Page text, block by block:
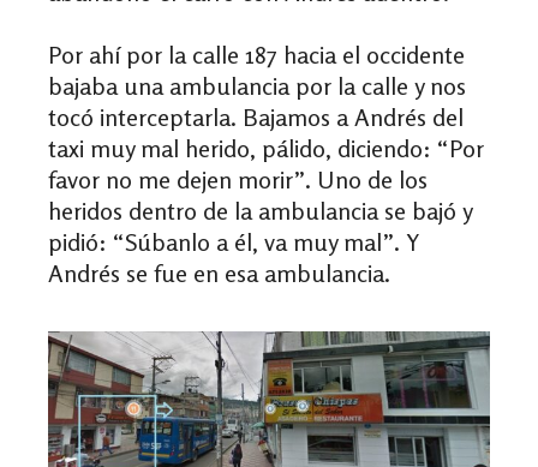
Por ahí por la calle 187 hacia el occidente
bajaba una ambulancia por la calle y nos
tocó interceptarla. Bajamos a Andrés del
taxi muy mal herido, pálido, diciendo: “Por
favor no me dejen morir”. Uno de los
heridos dentro de la ambulancia se bajó y
pidió: “Súbanlo a él, va muy mal”. Y
Andrés se fue en esa ambulancia.